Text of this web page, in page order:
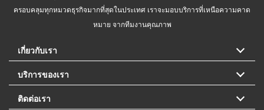
ครอบคลุมทุกหมวดธุรกิจมากที่สุดในประเทศ เราจะมอบบริการที่เหนือความคาด
หมาย จากทีมงานคุณภาพ
เกี่ยวกับเรา
บริการของเรา
ติดต่อเรา